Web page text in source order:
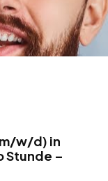
w/d) in
Stunde –